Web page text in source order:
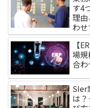
す4
理
わ
【
場
合
SIer
は